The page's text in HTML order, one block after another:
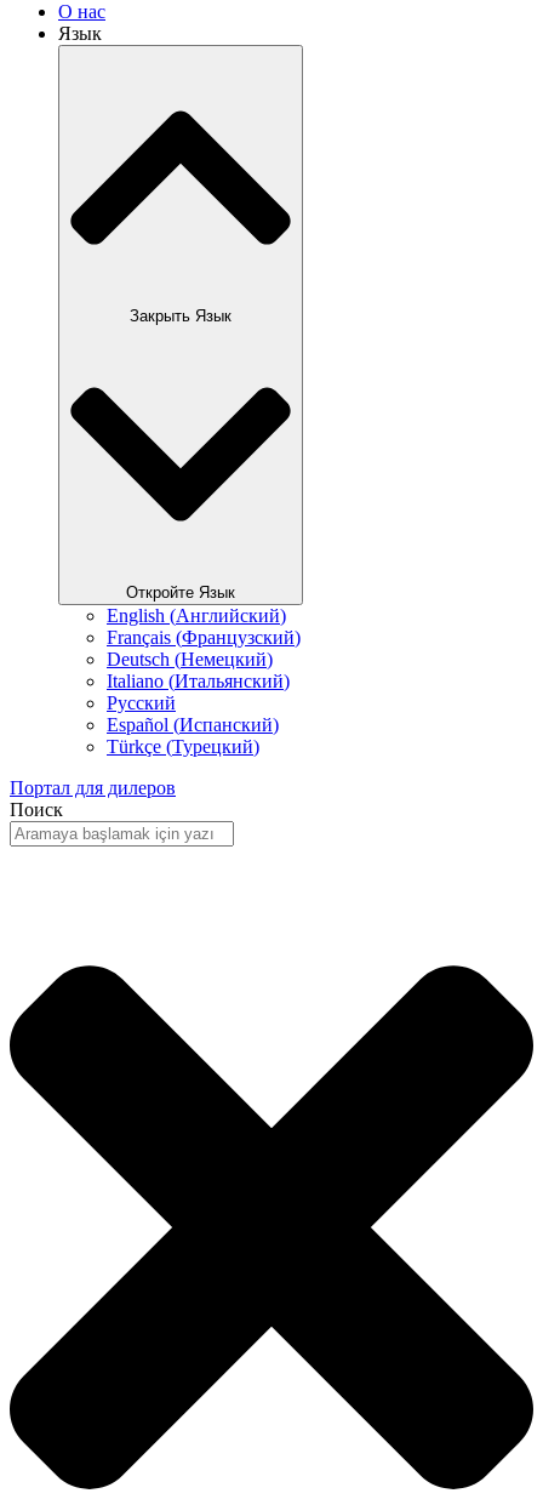
О нас
Язык
Закрыть Язык
Откройте Язык
English (Английский)
Français (Французский)
Deutsch (Немецкий)
Italiano (Итальянский)
Русский
Español (Испанский)
Türkçe (Турецкий)
Портал для дилеров
Поиск